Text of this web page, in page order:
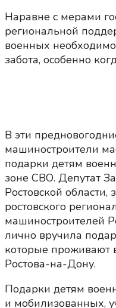
Наравне с мерами
региональной
военных
забота, особенно
В эти
машиностроители
подарки детям
зоне СВО. Депутат
Ростовской области,
ростовского
машиностроителей
лично вручила
которые проживают
Ростова-на-Дону.
Подарки детям
и мобилизованных,